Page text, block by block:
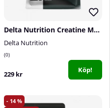
Delta Nutrition Creatine Monohydrate, 400 g
Delta Nutrition
0
229 kr Köp!
14